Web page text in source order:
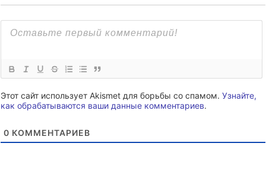
Этот сайт использует Akismet для борьбы со спамом. Узнайте,
как обрабатываются ваши данные комментариев.
0 КОММЕНТАРИЕВ